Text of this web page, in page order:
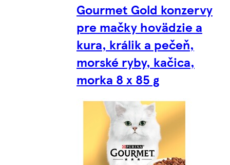
Gourmet Gold konzervy
pre mačky hovädzie a
kura, králik a pečeň,
morské ryby, kačica,
morka 8 x 85 g